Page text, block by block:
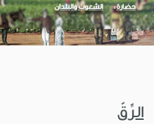
حضارة الشعوب والبلدان
الرِّقّ